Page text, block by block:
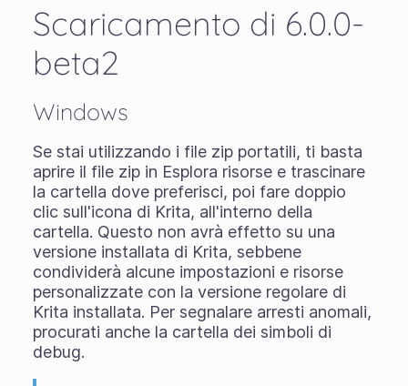
Scaricamento di 6.0.0-
beta2
Windows
Se stai utilizzando i file zip portatili, ti basta
aprire il file zip in Esplora risorse e trascinare
la cartella dove preferisci, poi fare doppio
clic sull'icona di Krita, all'interno della
cartella. Questo non avrà effetto su una
versione installata di Krita, sebbene
condividerà alcune impostazioni e risorse
personalizzate con la versione regolare di
Krita installata. Per segnalare arresti anomali,
procurati anche la cartella dei simboli di
debug.